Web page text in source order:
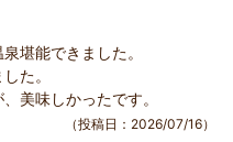
げております。
あたり/税込)
にご宿泊いただき誠にあり
御礼申し上げます。
堪能できました。
た。
美味しかったです。
（投稿日：2026/07/16）